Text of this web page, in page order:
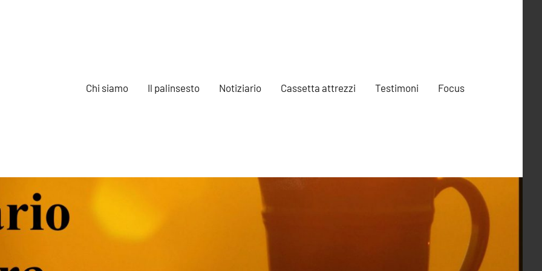
Chi siamo Il palinsesto Notiziario Cassetta attrezzi Testimoni Focus